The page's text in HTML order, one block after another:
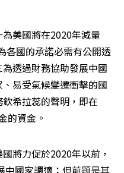
美國將在2020年減量
各國的承諾必需有公開透
透過財務協助發展中國
易受氣候變遷衝擊的國
希拉蕊的聲明，即在
的資金。
將力促於2020年以前，
中國家調適；但前題是其